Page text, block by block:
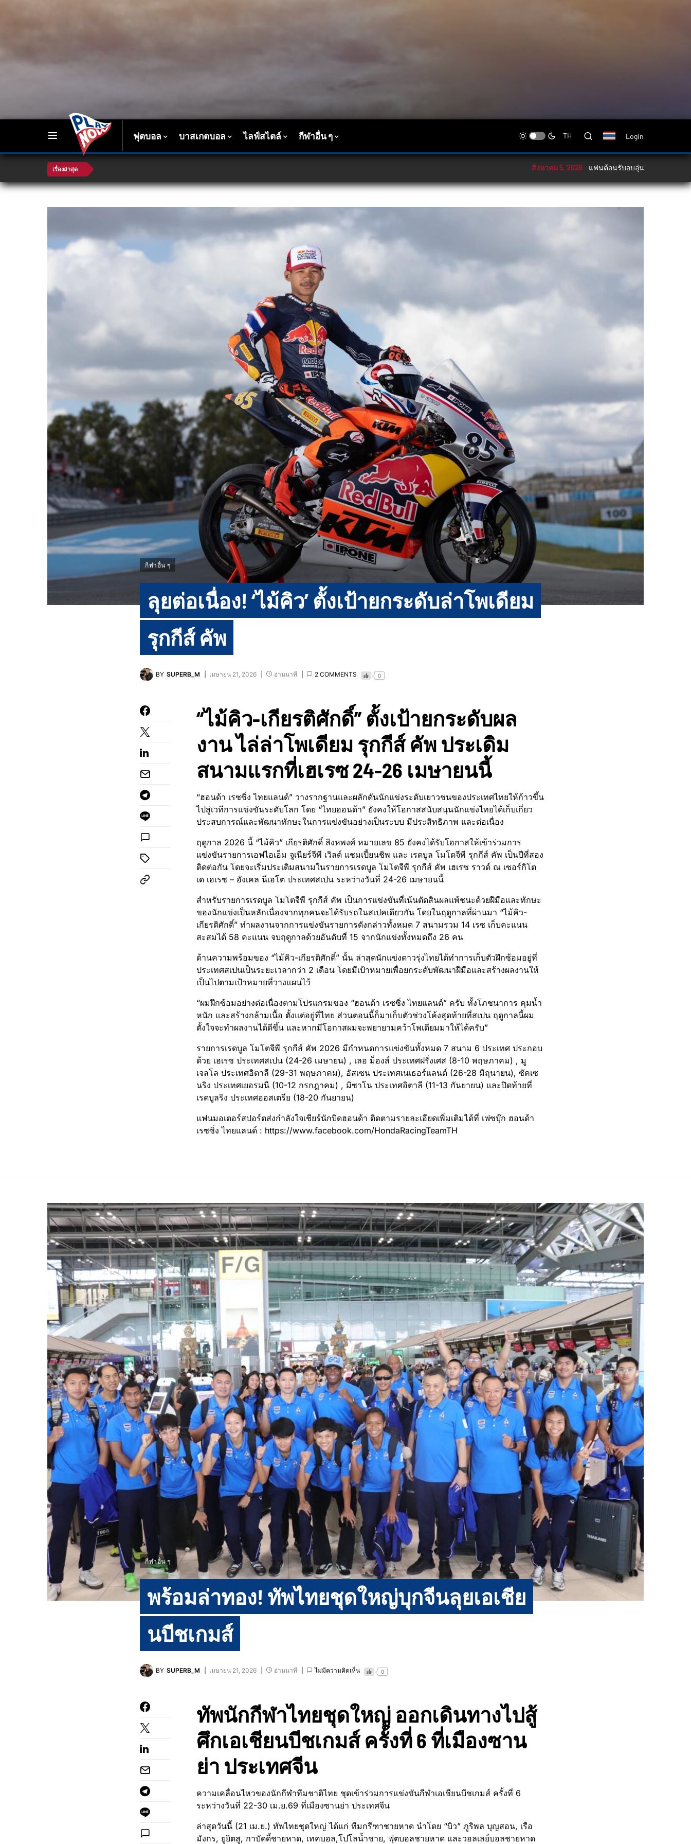
ฟุตบอล บาสเกตบอล ไลฟ์สไตล์ กีฬาอื่น ๆ TH Login
เรื่องล่าสุด สิงหาคม 5, 2026-แฟนต้อนรับอบอุ่น! ‘ซาลาห์’ ย้ายซบแทร็บซอ
กีฬาอื่น ๆ
ลุยต่อเนื่อง! ‘ไม้คิว’ ตั้งเป้ายกระดับล่าโพเดียม
รุกกีส์ คัพ
BY SUPERB_M เมษายน 21, 2026 อ่านนาที 2 COMMENTS 0
“ไม้คิว-เกียรติศักดิ์” ตั้งเป้ายกระดับผล
งาน ไล่ล่าโพเดียม รุกกีส์ คัพ ประเดิม
สนามแรกที่เฮเรซ 24-26 เมษายนนี้
“ฮอนด้า เรซซิ่ง ไทยแลนด์” วางรากฐานและผลักดันนักแข่งระดับเยาวชนของประเทศไทยให้ก้าวขึ้น
ไปสู่เวทีการแข่งขันระดับโลก โดย “ไทยฮอนด้า” ยังคงให้โอกาสสนับสนุนนักแข่งไทยได้เก็บเกี่ยว
ประสบการณ์และพัฒนาทักษะในการแข่งขันอย่างเป็นระบบ มีประสิทธิภาพ และต่อเนื่อง
ฤดูกาล 2026 นี้ “ไม้คิว” เกียรติศักดิ์ สิงหพงศ์ หมายเลข 85 ยังคงได้รับโอกาสให้เข้าร่วมการ
แข่งขันรายการเอฟไอเอ็ม จูเนียร์จีพี เวิลด์ แชมเปี้ยนชิพ และ เรดบูล โมโตจีพี รุกกีส์ คัพ เป็นปีที่สอง
ติดต่อกัน โดยจะเริ่มประเดิมสนามในรายการเรดบูล โมโตจีพี รุกกีส์ คัพ เฮเรซ ราวด์ ณ เซอร์กิโต
เด เฮเรซ – อังเคล นีเอโต ประเทศสเปน ระหว่างวันที่ 24-26 เมษายนนี้
สำหรับรายการเรดบูล โมโตจีพี รุกกีส์ คัพ เป็นการแข่งขันที่เน้นตัดสินผลแพ้ชนะด้วยฝีมือและทักษะ
ของนักแข่งเป็นหลักเนื่องจากทุกคนจะได้รับรถในสเปคเดียวกัน โดยในฤดูกาลที่ผ่านมา “ไม้คิว-
เกียรติศักดิ์” ทำผลงานจากการแข่งขันรายการดังกล่าวทั้งหมด 7 สนามรวม 14 เรซ เก็บคะแนน
สะสมได้ 58 คะแนน จบฤดูกาลด้วยอันดับที่ 15 จากนักแข่งทั้งหมดถึง 26 คน
ด้านความพร้อมของ “ไม้คิว-เกียรติศักดิ์” นั้น ล่าสุดนักแข่งดาวรุ่งไทยได้ทำการเก็บตัวฝึกซ้อมอยู่ที่
ประเทศสเปนเป็นระยะเวลากว่า 2 เดือน โดยมีเป้าหมายเพื่อยกระดับพัฒนาฝีมือและสร้างผลงานให้
เป็นไปตามเป้าหมายที่วางแผนไว้
“ผมฝึกซ้อมอย่างต่อเนื่องตามโปรแกรมของ “ฮอนด้า เรซซิ่ง ไทยแลนด์” ครับ ทั้งโภชนาการ คุมน้ำ
หนัก และสร้างกล้ามเนื้อ ตั้งแต่อยู่ที่ไทย ส่วนตอนนี้ก็มาเก็บตัวช่วงโค้งสุดท้ายที่สเปน ฤดูกาลนี้ผม
ตั้งใจจะทำผลงานได้ดีขึ้น และหากมีโอกาสผมจะพยายามคว้าโพเดียมมาให้ได้ครับ”
รายการเรดบูล โมโตจีพี รุกกีส์ คัพ 2026 มีกำหนดการแข่งขันทั้งหมด 7 สนาม 6 ประเทศ ประกอบ
ด้วย เฮเรซ ประเทศสเปน (24-26 เมษายน) , เลอ ม็องส์ ประเทศฝรั่งเศส (8-10 พฤษภาคม) , มู
เจลโล ประเทศอิตาลี (29-31 พฤษภาคม), อัสเซน ประเทศเนเธอร์แลนด์ (26-28 มิถุนายน), ซัคเซ
นริง ประเทศเยอรมนี (10-12 กรกฎาคม) , มิซาโน ประเทศอิตาลี (11-13 กันยายน) และปิดท้ายที่
เรดบูลริง ประเทศออสเตรีย (18-20 กันยายน)
แฟนมอเตอร์สปอร์ตส่งกำลังใจเชียร์นักบิดฮอนด้า ติดตามรายละเอียดเพิ่มเติมได้ที่ เฟซบุ๊ก ฮอนด้า
เรซซิ่ง ไทยแลนด์ : https://www.facebook.com/HondaRacingTeamTH
กีฬาอื่น ๆ
พร้อมล่าทอง! ทัพไทยชุดใหญ่บุกจีนลุยเอเชีย
นบีชเกมส์
BY SUPERB_M เมษายน 21, 2026 อ่านนาที ไม่มีความคิดเห็น 0
ทัพนักกีฬาไทยชุดใหญ่ ออกเดินทางไปสู้
ศึกเอเชียนบีชเกมส์ ครั้งที่ 6 ที่เมืองซาน
ย่า ประเทศจีน
ความเคลื่อนไหวของนักกีฬาทีมชาติไทย ชุดเข้าร่วมการแข่งขันกีฬาเอเชียนบีชเกมส์ ครั้งที่ 6
ระหว่างวันที่ 22-30 เม.ย.69 ที่เมืองซานย่า ประเทศจีน
ล่าสุดวันนี้ (21 เม.ย.) ทัพไทยชุดใหญ่ ได้แก่ ทีมกรีฑาชายหาด นำโดย “บิว” ภูริพล บุญสอน, เรือ
มังกร, ยูยิตสู, กาบัดดี้ชายหาด, เทคบอล,โปโลน้ำชาย, ฟุตบอลชายหาด และวอลเลย์บอลชายหาด